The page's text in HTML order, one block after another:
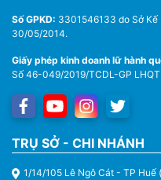
Số GPKD: 3301546133 do Sở
30/05/2014.
Giấy phép kinh doanh lữ hành
Số 46-049/2019/TCDL-GP LHQT
TRỤ SỞ - CHI NHÁNH
1/14/105 Lê Ngô Cát - TP Huế